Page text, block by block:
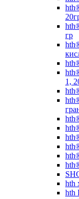
гр
1,
hth
hth